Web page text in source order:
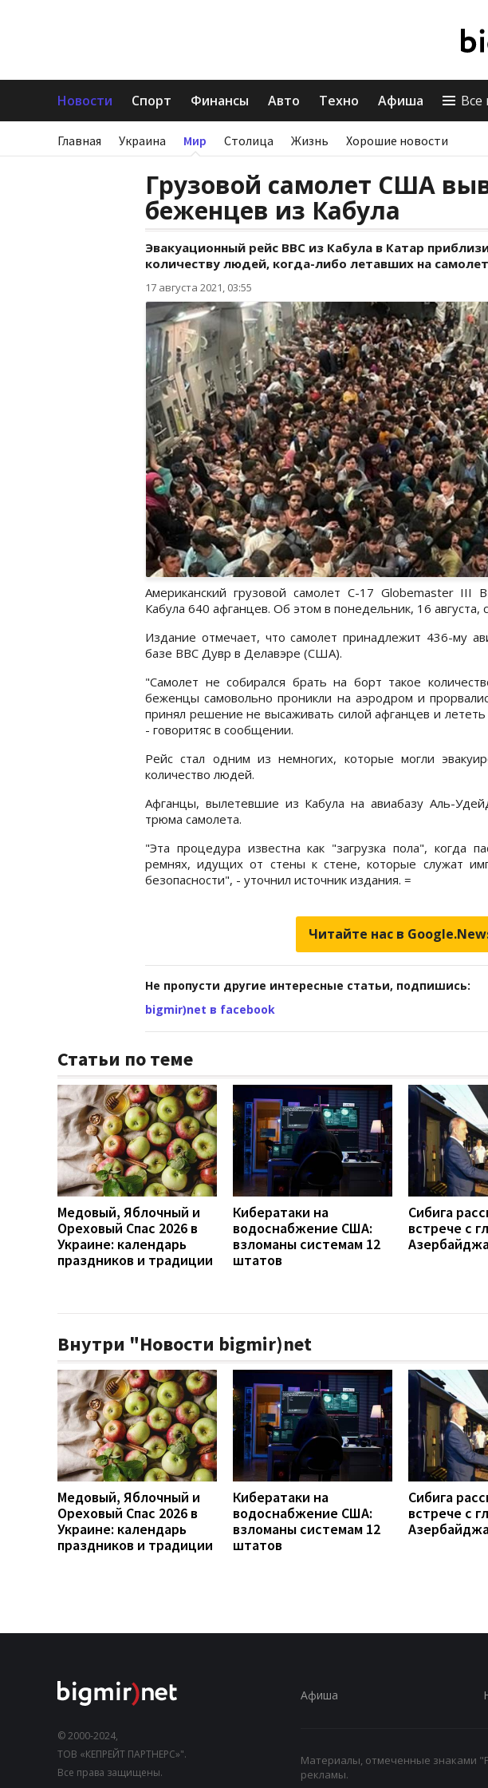
Новости Спорт Финансы Авто Техно Афиша Все
Главная Украина Мир Столица Жизнь Хорошие новости
Грузовой самолет США
беженцев из Кабула
Эвакуационный рейс ВВС из Кабула в Катар
количеству людей, когда-либо летавших на
17 августа 2021, 03:55
Американский грузовой самолет C-17 Globemaster III
Кабула 640 афганцев. Об этом в понедельник, 16
Издание отмечает, что самолет принадлежит 436-му
базе ВВС Дувр в Делавэре (США).
"Самолет не собирался брать на борт такое
беженцы самовольно проникли на аэродром и
принял решение не высаживать силой афганцев и
- говоритяс в сообщении.
Рейс стал одним из немногих, которые могли
количество людей.
Афганцы, вылетевшие из Кабула на авиабазу Аль-
трюма самолета.
"Эта процедура известна как "загрузка пола", когда
ремнях, идущих от стены к стене, которые служат
безопасности", - уточнил источник издания. =
Читайте нас в
Не пропусти другие интересные статьи, подпишись:
bigmir)net в facebook
Статьи по теме
Медовый, Яблочный и
Ореховый Спас 2026 в
Украине: календарь
праздников и традиции
Кибератаки на
водоснабжение США:
взломаны системам 12
штатов
Сибига
встрече с
Внутри "Новости bigmir)net
Медовый, Яблочный и
Ореховый Спас 2026 в
Украине: календарь
праздников и традиции
Кибератаки на
водоснабжение США:
взломаны системам 12
штатов
Сибига
встрече с
© 2000-2024,
ТОВ «КЕПРЕЙТ ПАРТНЕРС»".
Все права защищены.
Афиша
Материалы, отмеченные знаками
рекламы.